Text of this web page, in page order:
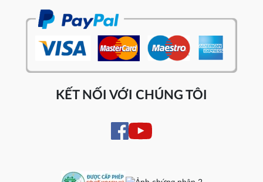
KẾT NỐI VỚI CHÚNG TÔI